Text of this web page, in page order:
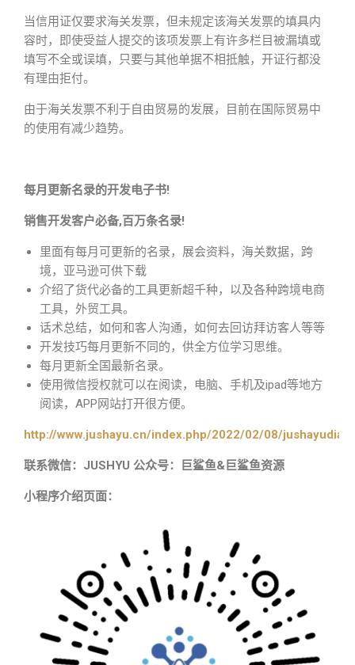
当信用证仅要求海关发票，但未规定该海关发票的填具内
容时，即使受益人提交的该项发票上有许多栏目被漏填或
填写不全或误填，只要与其他单据不相抵触，开证行都没
有理由拒付。
由于海关发票不利于自由贸易的发展，目前在国际贸易中
的使用有减少趋势。
每月更新名录的开发电子书!
销售开发客户必备,百万条名录!
里面有每月可更新的名录，展会资料，海关数据，跨
境，亚马逊可供下载
介绍了货代必备的工具更新超千种，以及各种跨境电商
工具，外贸工具。
话术总结，如何和客人沟通，如何去回访拜访客人等等
开发技巧每月更新不同的，供全方位学习思维。
每月更新全国最新名录。
使用微信授权就可以在阅读，电脑、手机及ipad等地方
阅读，APP网站打开很方便。
http://www.jushayu.cn/index.php/2022/02/08/
联系微信：JUSHYU 公众号：巨鲨鱼&巨鲨鱼资源
小程序介绍页面：